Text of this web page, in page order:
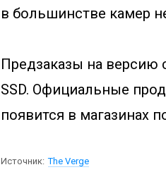
в большинстве камер
Предзаказы на версию
SSD. Официальные
появится в магазинах
Источник: The Verge